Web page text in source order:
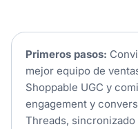
Primeros pasos:
mejor equipo de
Shoppable UGC y
engagement y
Threads,